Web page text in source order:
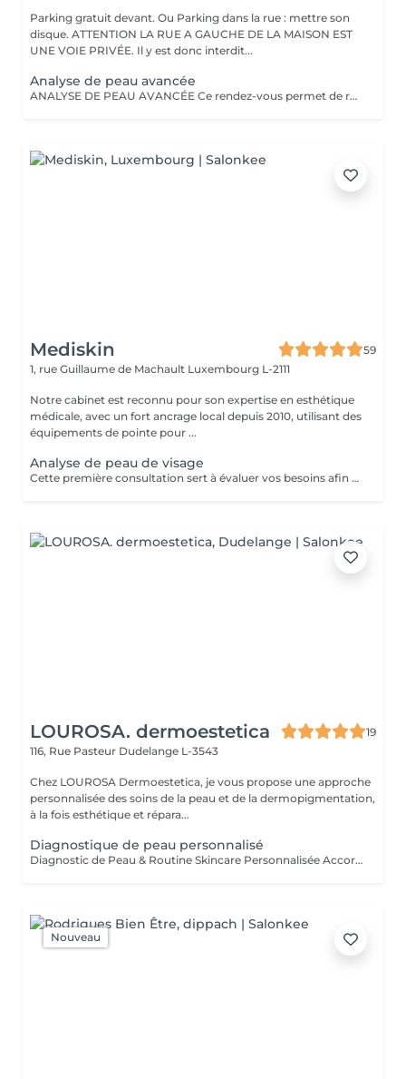
Parking gratuit devant. Ou Parking dans la rue : mettre son
disque. ATTENTION LA RUE A GAUCHE DE LA MAISON EST
UNE VOIE PRIVÉE. Il y est donc interdit...
Analyse de peau avancée
ANALYSE DE PEAU AVANCÉE Ce rendez-vous permet de réaliser une analyse approfondie de la peau, combinant expertise professionnelle et diagnostic assisté par technologie. Grâce à cet outil d'analyse, il est possible d'observer avec précision l'état réel de la peau et d'identifier différentes problématiques : déshydratation, sensibilité, imperfections, pores dilatés, taches pigmentaires, dommages liés aux UV ou premiers signes de l'âge. Cette approche permet d'aller au-delà de l'observation classique et d'établir un diagnostic fiable et précis. À l'issue de ce rendez-vous, une prise en charge personnalisée est proposée afin d'orienter vers les soins ou protocoles les plus adaptés. Un rendez-vous essentiel pour mieux comprendre sa peau et mettre en place une stratégie de soin ciblée, cohérente et efficace. DÉDUCTIBLE LORS DE LA MISE EN PLACE D'UN PROTOCOLE ou POUR L'ACHAT DE PRODUITS ADAPTÉS (à partir de 3 produits.)
Mediskin
59
1, rue Guillaume de Machault Luxembourg L-2111
Notre cabinet est reconnu pour son expertise en esthétique
médicale, avec un fort ancrage local depuis 2010, utilisant des
équipements de pointe pour ...
Analyse de peau de visage
Cette première consultation sert à évaluer vos besoins afin de vous guider vers les soins sur mesure qui répondront au mieux. À cette occasion, toutes les informations nécessaires, telles que les contre-indications, les résultats attendus et autres détails importants, vous seront fournies pour assurer une prise en charge optimale et vous garantir un suivi personnalisé.
LOUROSA. dermoestetica
19
116, Rue Pasteur Dudelange L-3543
Chez LOUROSA Dermoestetica, je vous propose une approche
personnalisée des soins de la peau et de la dermopigmentation,
à la fois esthétique et répara...
Diagnostique de peau personnalisé
Diagnostic de Peau & Routine Skincare Personnalisée Accordez à votre peau l'attention qu'elle mérite grâce à un accompagnement entièrement sur mesure. Pendant 1 heure, nous prenons le temps d'analyser votre peau en profondeur afin d'identifier précisément votre type de peau ainsi que son état actuel. Cet échange me permet de comprendre vos habitudes, votre mode de vie et vos objectifs, afin de vous proposer des solutions réellement adaptées. À l'issue de ce diagnostic, vous bénéficiez de : * Une routine skincare personnalisée à domicile, simple, efficace et adaptée à votre quotidien * Une sélection de produits ciblés, parfaitement adaptés à votre peau * Des conseils professionnels pour améliorer durablement la qualité de votre peau * Un plan de soins en institut, conçu sur mesure pour optimiser vos résultats Chaque recommandation est pensée pour s'intégrer facilement à votre mode de vie, avec une approche réaliste et progressive.
Nouveau